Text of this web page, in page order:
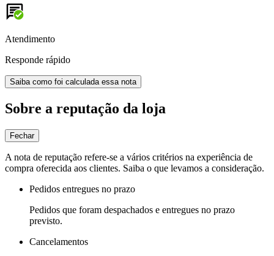
Atendimento
Responde rápido
Saiba como foi calculada essa nota
Sobre a reputação da loja
Fechar
A nota de reputação refere-se a vários critérios na experiência de
compra oferecida aos clientes. Saiba o que levamos a consideração.
Pedidos entregues no prazo
Pedidos que foram despachados e entregues no prazo
previsto.
Cancelamentos